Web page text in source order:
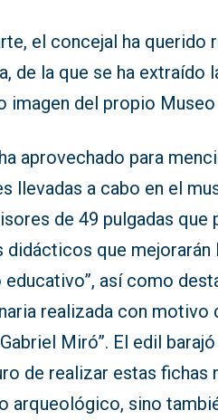
el concejal ha querido
de la que se ha extraído
imagen del propio
aprovechado para
llevadas a cabo en el
de 49 pulgadas que
didácticos que
así como
realizada con motivo
Miró”. El edil
de realizar estas fichas
arqueológico, sino